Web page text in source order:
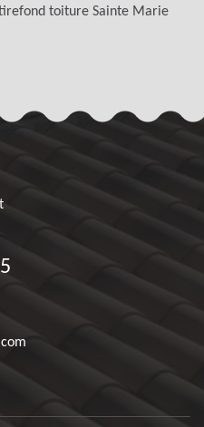
toiture Sainte Marie